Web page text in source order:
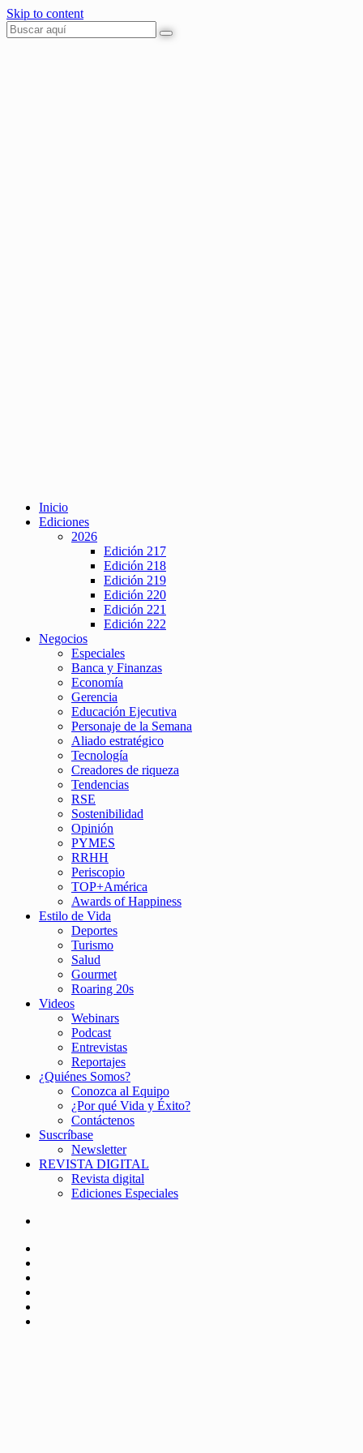
Skip to content
Inicio
Ediciones
2026
Edición 217
Edición 218
Edición 219
Edición 220
Edición 221
Edición 222
Negocios
Especiales
Banca y Finanzas
Economía
Gerencia
Educación Ejecutiva
Personaje de la Semana
Aliado estratégico
Tecnología
Creadores de riqueza
Tendencias
RSE
Sostenibilidad
Opinión
PYMES
RRHH
Periscopio
TOP+América
Awards of Happiness
Estilo de Vida
Deportes
Turismo
Salud
Gourmet
Roaring 20s
Videos
Webinars
Podcast
Entrevistas
Reportajes
¿Quiénes Somos?
Conozca al Equipo
¿Por qué Vida y Éxito?
Contáctenos
Suscríbase
Newsletter
REVISTA DIGITAL
Revista digital
Ediciones Especiales